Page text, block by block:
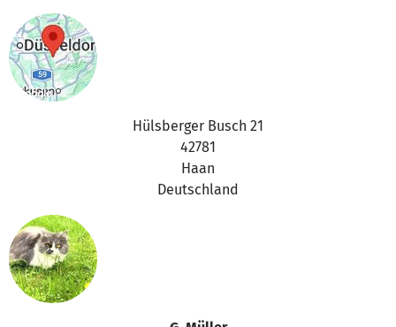
Hülsberger Busch 21
42781
Haan
Deutschland